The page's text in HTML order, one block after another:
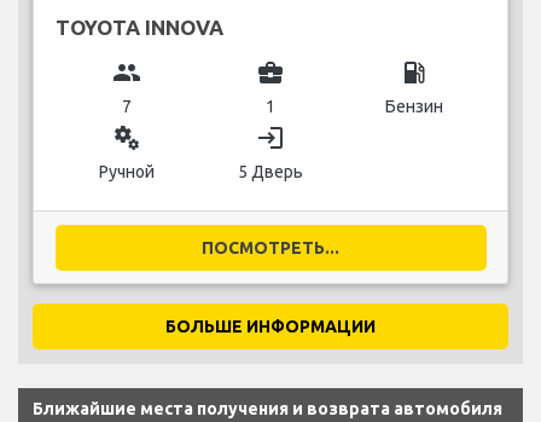
TOYOTA INNOVA
group
7
business_center
1
local_gas_station
Бензин
miscellaneous_services
Ручной
login
5 Дверь
ПОСМОТРЕТЬ...
БОЛЬШЕ ИНФОРМАЦИИ
Ближайшие места получения и возврата автомобиля